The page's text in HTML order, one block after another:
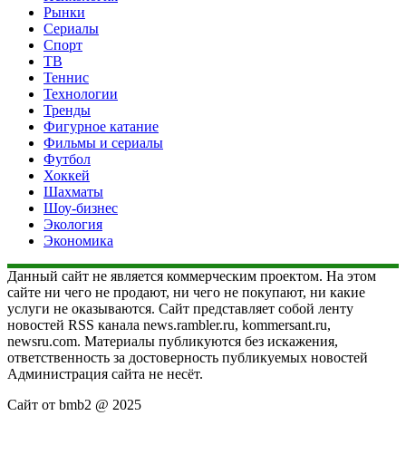
Рынки
Сериалы
Спорт
ТВ
Теннис
Технологии
Тренды
Фигурное катание
Фильмы и сериалы
Футбол
Хоккей
Шахматы
Шоу-бизнес
Экология
Экономика
Данный сайт не является коммерческим проектом. На этом
сайте ни чего не продают, ни чего не покупают, ни какие
услуги не оказываются. Сайт представляет собой ленту
новостей RSS канала news.rambler.ru, kommersant.ru,
newsru.com. Материалы публикуются без искажения,
ответственность за достоверность публикуемых новостей
Администрация сайта не несёт.
Сайт от bmb2 @ 2025